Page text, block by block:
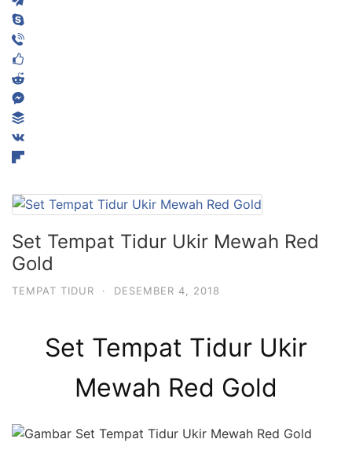
Set Tempat Tidur Ukir Mewah Red
Gold
TEMPAT TIDUR · DESEMBER 4, 2018
Set Tempat Tidur Ukir
Mewah Red Gold